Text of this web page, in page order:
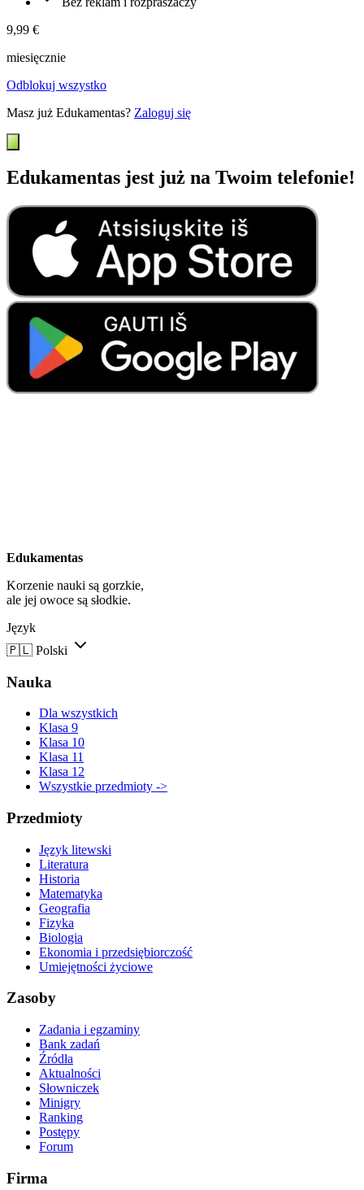
9,99 €
miesięcznie
Odblokuj wszystko
Masz już Edukamentas? Zaloguj się
Edukamentas jest już na Twoim telefonie!
Edukamentas
Korzenie nauki są gorzkie,
ale jej owoce są słodkie.
Język
🇵🇱 Polski
Nauka
Dla wszystkich
Klasa 9
Klasa 10
Klasa 11
Klasa 12
Wszystkie przedmioty ->
Przedmioty
Język litewski
Literatura
Historia
Matematyka
Geografia
Fizyka
Biologia
Ekonomia i przedsiębiorczość
Umiejętności życiowe
Zasoby
Zadania i egzaminy
Bank zadań
Źródła
Aktualności
Słowniczek
Minigry
Ranking
Postępy
Forum
Firma